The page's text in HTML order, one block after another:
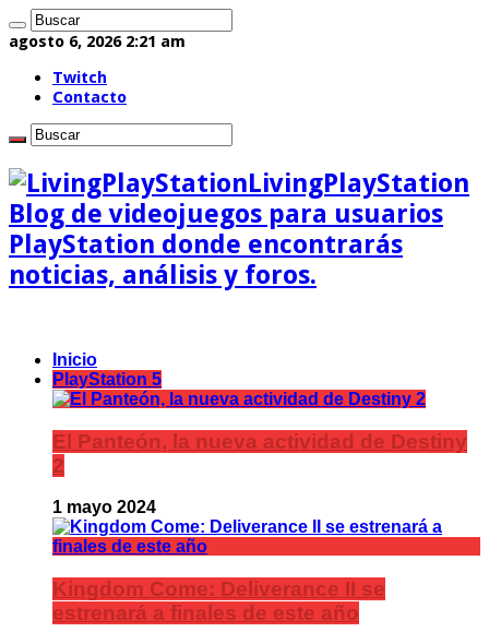
agosto 6, 2026 2:21 am
Twitch
Contacto
LivingPlayStation
Blog de videojuegos para usuarios
PlayStation donde encontrarás
noticias, análisis y foros.
Inicio
PlayStation 5
El Panteón, la nueva actividad de Destiny
2
1 mayo 2024
Kingdom Come: Deliverance II se
estrenará a finales de este año